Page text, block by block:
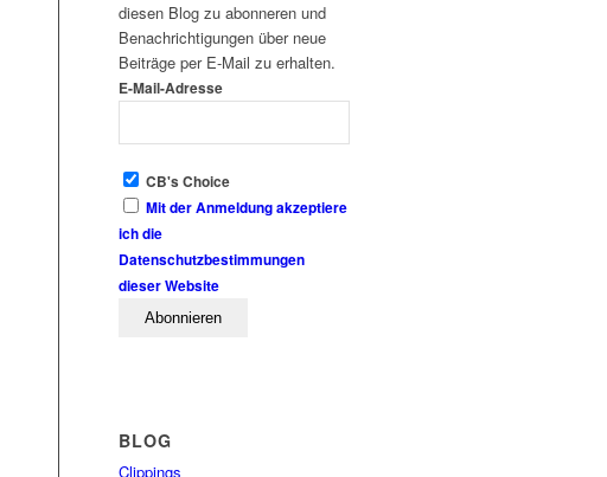
diesen Blog zu abonneren und
Benachrichtigungen über neue
Beiträge per E-Mail zu erhalten.
E-Mail-Adresse
CB's Choice
Mit der Anmeldung akzeptiere
ich die
Datenschutzbestimmungen
dieser Website
BLOG
Clippings